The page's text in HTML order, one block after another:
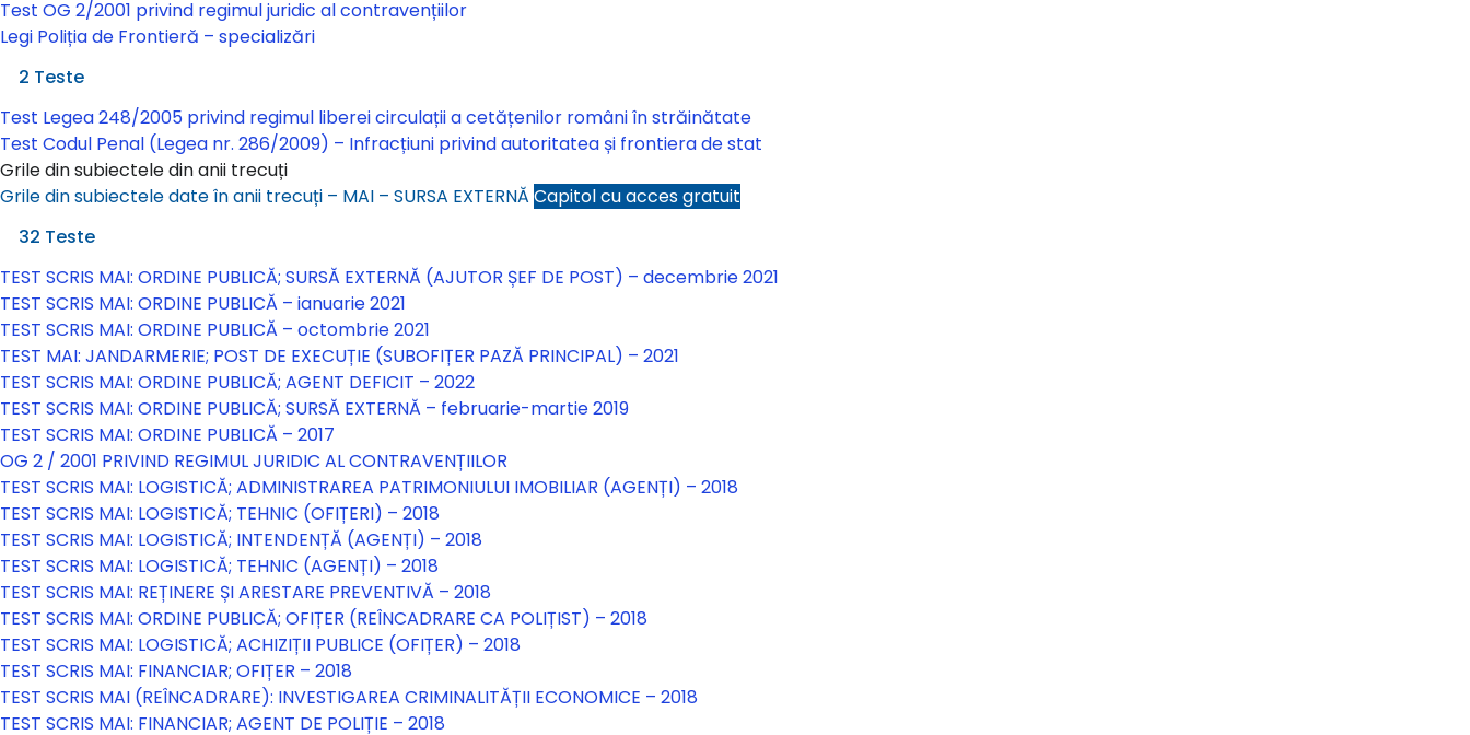
Test OG 2/2001 privind regimul juridic al contravențiilor
Legi Poliția de Frontieră – specializări
Legi Poliția de Frontieră – specializări
2 Teste
Test Legea 248/2005 privind regimul liberei circulații a cetățenilor români în străinătate
Test Codul Penal (Legea nr. 286/2009) – Infracțiuni privind autoritatea și frontiera de stat
Grile din subiectele din anii trecuți
Grile din subiectele date în anii trecuți – MAI – SURSA EXTERNĂ Capitol cu acces gratuit
Grile din subiectele date în anii trecuți – MAI – SURSA EXTERNĂ
32 Teste
TEST SCRIS MAI: ORDINE PUBLICĂ; SURSĂ EXTERNĂ (AJUTOR ȘEF DE POST) – decembrie 2021
TEST SCRIS MAI: ORDINE PUBLICĂ – ianuarie 2021
TEST SCRIS MAI: ORDINE PUBLICĂ – octombrie 2021
TEST MAI: JANDARMERIE; POST DE EXECUȚIE (SUBOFIȚER PAZĂ PRINCIPAL) – 2021
TEST SCRIS MAI: ORDINE PUBLICĂ; AGENT DEFICIT – 2022
TEST SCRIS MAI: ORDINE PUBLICĂ; SURSĂ EXTERNĂ – februarie-martie 2019
TEST SCRIS MAI: ORDINE PUBLICĂ – 2017
OG 2 / 2001 PRIVIND REGIMUL JURIDIC AL CONTRAVENȚIILOR
TEST SCRIS MAI: LOGISTICĂ; ADMINISTRAREA PATRIMONIULUI IMOBILIAR (AGENȚI) – 2018
TEST SCRIS MAI: LOGISTICĂ; TEHNIC (OFIȚERI) – 2018
TEST SCRIS MAI: LOGISTICĂ; INTENDENȚĂ (AGENȚI) – 2018
TEST SCRIS MAI: LOGISTICĂ; TEHNIC (AGENȚI) – 2018
TEST SCRIS MAI: REȚINERE ȘI ARESTARE PREVENTIVĂ – 2018
TEST SCRIS MAI: ORDINE PUBLICĂ; OFIȚER (REÎNCADRARE CA POLIȚIST) – 2018
TEST SCRIS MAI: LOGISTICĂ; ACHIZIȚII PUBLICE (OFIȚER) – 2018
TEST SCRIS MAI: FINANCIAR; OFIȚER – 2018
TEST SCRIS MAI (REÎNCADRARE): INVESTIGAREA CRIMINALITĂȚII ECONOMICE – 2018
TEST SCRIS MAI: FINANCIAR; AGENT DE POLIȚIE – 2018